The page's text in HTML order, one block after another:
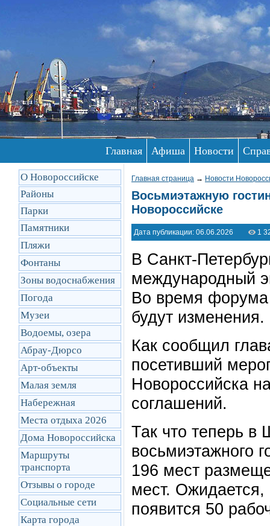
Главная Афиша Новости
О Новороссийске
Районы
Парки
Памятники
Пляжи
Фонтаны
Зоны водоснабжения
Погода
Музеи
Водоемы, озера
Абрау-Дюрсо
Арт-объекты
Малая земля
Набережная
Места отдыха 2026
Дома Новороссийска
Маршруты
транcпорта
Отзывы о городе
Социальные сети
Карта города
Главная страница → Новости
Восьмиэтажную
Новороссийске
Дата публикации: 06.06.2026 1
В Санкт-
международный
Во время форума
будут изменения.
Как сообщил
посетивший
Новороссийска
соглашений.
Так что теперь в
восьмиэтажного
196 мест
мест. Ожидается,
появится 50